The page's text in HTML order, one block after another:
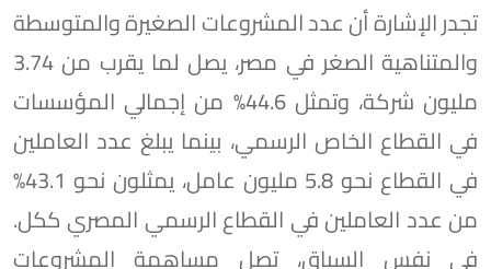
تجدر الإشارة أن عدد المشروعات الصغيرة والمتوسطة
والمتناهية الصغر في مصر، يصل لما يقرب من 3.74
مليون شركة، وتمثل 44.6% من إجمالي المؤسسات
في القطاع الخاص الرسمي، بينما يبلغ عدد العاملين
في القطاع نحو 5.8 مليون عامل، يمثلون نحو 43.1%
من عدد العاملين في القطاع الرسمي المصري ككل.
في نفس السياق، تصل مساهمة المشروعات